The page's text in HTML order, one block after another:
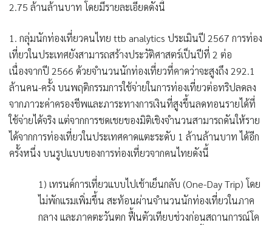
2.75 ล้านล้านบาท โดยมีรายละเอียดดังนี้
1. กลุ่มนักท่องเที่ยวคนไทย ttb analytics ประเมินปี 2567 การท่อง
เที่ยวในประเทศยังสามารถสร้างประวัติศาสตร์เป็นปีที่ 2 ต่อ
เนื่องจากปี 2566 ด้วยจำนวนนักท่องเที่ยวที่คาดว่าจะสูงถึง 292.1
ล้านคน-ครั้ง บนพฤติกรรมการใช้จ่ายในการท่องเที่ยวต่อทริปลดลง
จากภาวะค่าครองชีพและภาระทางการเงินที่สูงขึ้นลดทอนรายได้ที่
ใช้จ่ายได้จริง แต่จากการชดเชยของมิติเชิงจำนวนสามารถดันให้ราย
ได้จากการท่องเที่ยวในประเทศคาดแตะระดับ 1 ล้านล้านบาท ได้อีก
ครั้งหนึ่ง บนรูปแบบของการท่องเที่ยวจากคนไทยดังนี้
1) เทรนด์การเที่ยวแบบไปเช้าเย็นกลับ (One-Day Trip) โดย
ไม่พักแรมเพิ่มขึ้น สะท้อนผ่านจำนวนนักท่องเที่ยวในภาค
กลาง และภาคตะวันตก ฟื้นตัวเทียบช่วงก่อนสถานการณ์โค